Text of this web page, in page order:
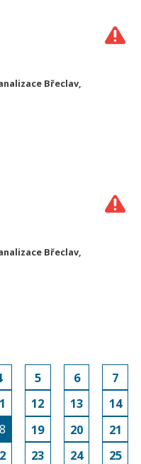
Břeclav,
Břeclav,
5 6
7
12 13
14
19 20
21
23 24 25